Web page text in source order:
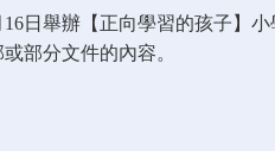
日舉辦【正向學習的孩子】
部分文件的內容。